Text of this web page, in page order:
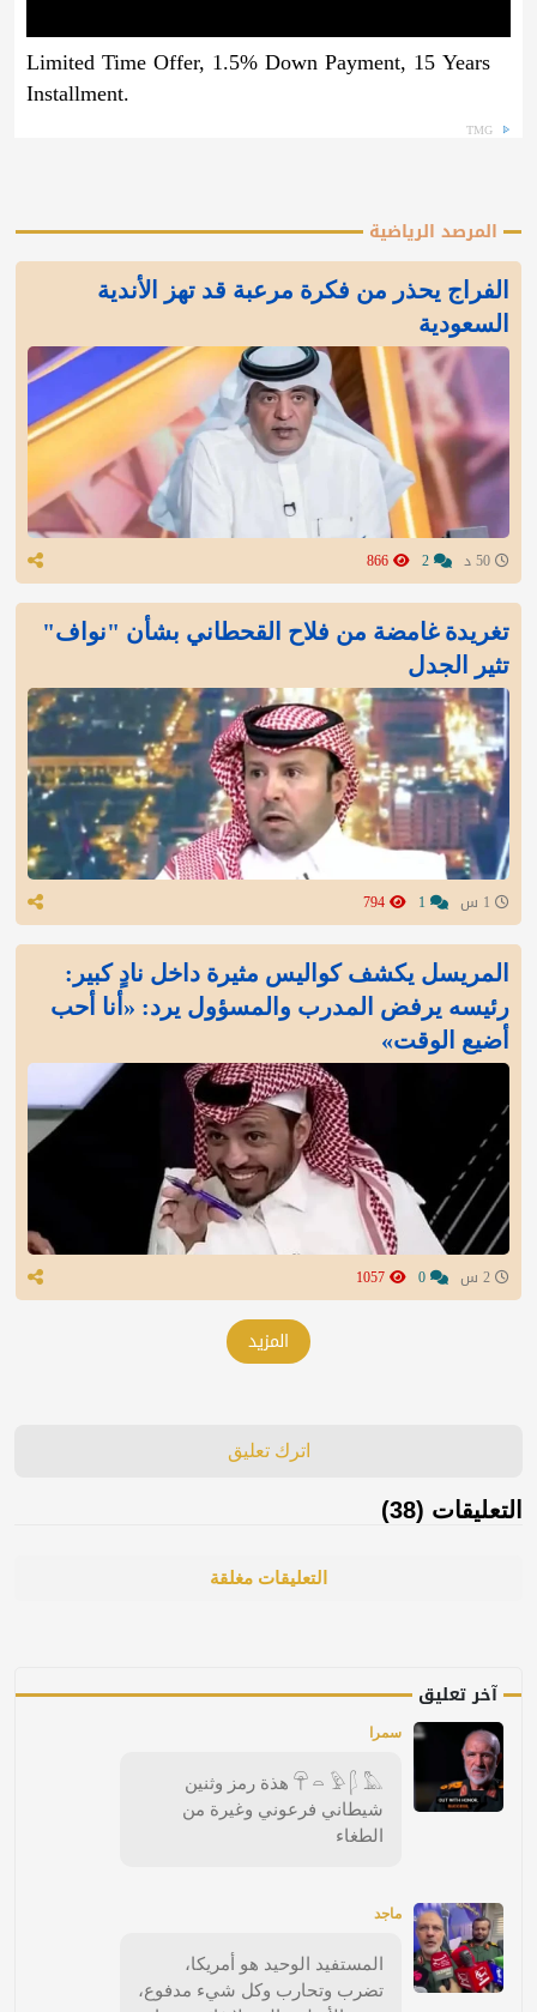
Limited Time Offer, 1.5% Down Payment, 15 Years
Installment.
TMG
المرصد الرياضية
الفراج يحذر من فكرة مرعبة قد تهز الأندية
السعودية
تغريدة غامضة من فلاح القحطاني بشأن "نواف"
تثير الجدل
المريسل يكشف كواليس مثيرة داخل نادٍ كبير:
رئيسه يرفض المدرب والمسؤول يرد: «أنا أحب
أضيع الوقت»
المزيد
اترك تعليق
التعليقات (38)
التعليقات مغلقة
آخر تعليق
سمرا
𓋺 𓏏 𓅱 𓆄 𓅓 هذة رمز وثنين
شيطاني فرعوني وغيرة من
الطغاء
ماجد
المستفيد الوحيد هو أمريكا،
تضرب وتحارب وكل شيء مدفوع،